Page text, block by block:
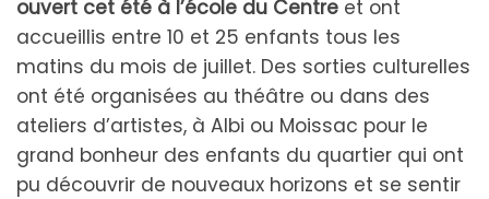
ouvert cet été à l’école du Centre et ont
accueillis entre 10 et 25 enfants tous les
matins du mois de juillet. Des sorties culturelles
ont été organisées au théâtre ou dans des
ateliers d’artistes, à Albi ou Moissac pour le
grand bonheur des enfants du quartier qui ont
pu découvrir de nouveaux horizons et se sentir